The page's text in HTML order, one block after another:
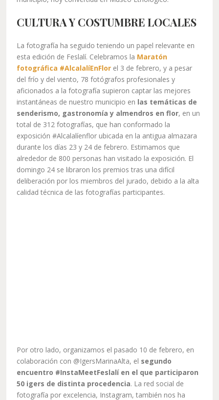
CULTURA Y COSTUMBRE LOCALES
La fotografía ha seguido teniendo un papel relevante en
esta edición de Feslalí. Celebramos la Maratón
fotográfica #AlcalalíEnFlor el 3 de febrero, y a pesar
del frío y del viento, 78 fotógrafos profesionales y
aficionados a la fotografía supieron captar las mejores
instantáneas de nuestro municipio en las temáticas de
senderismo, gastronomía y almendros en flor, en un
total de 312 fotografías, que han conformado la
exposición #Alcalalíenflor ubicada en la antigua almazara
durante los días 23 y 24 de febrero. Estimamos que
alrededor de 800 personas han visitado la exposición. El
domingo 24 se libraron los premios tras una difícil
deliberación por los miembros del jurado, debido a la alta
calidad técnica de las fotografías participantes.
Por otro lado, organizamos el pasado 10 de febrero, en
colaboración con @IgersMarinaAlta, el segundo
encuentro #InstaMeetFeslalí en el que participaron
50 igers de distinta procedencia. La red social de
fotografía por excelencia, Instagram, también nos ha